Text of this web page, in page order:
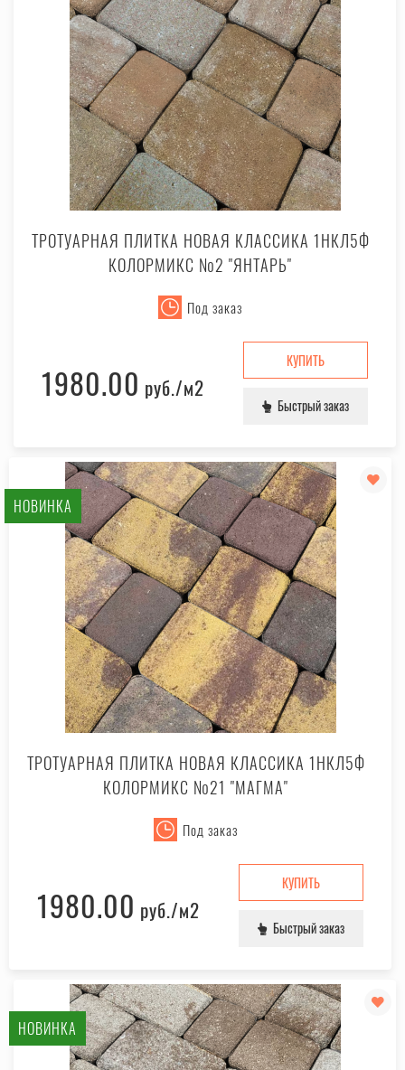
ТРОТУАРНАЯ ПЛИТКА НОВАЯ КЛАССИКА 1НКЛ5Ф
КОЛОРМИКС №2 "ЯНТАРЬ"
Под заказ
1980.00 руб./м2
КУПИТЬ
Быстрый заказ
НОВИНКА
ТРОТУАРНАЯ ПЛИТКА НОВАЯ КЛАССИКА 1НКЛ5Ф
КОЛОРМИКС №21 "МАГМА"
Под заказ
1980.00 руб./м2
КУПИТЬ
Быстрый заказ
НОВИНКА